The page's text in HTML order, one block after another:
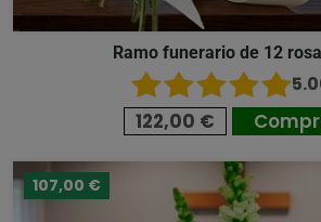
Ramo funerario de 12
122,00 €
107,00 €